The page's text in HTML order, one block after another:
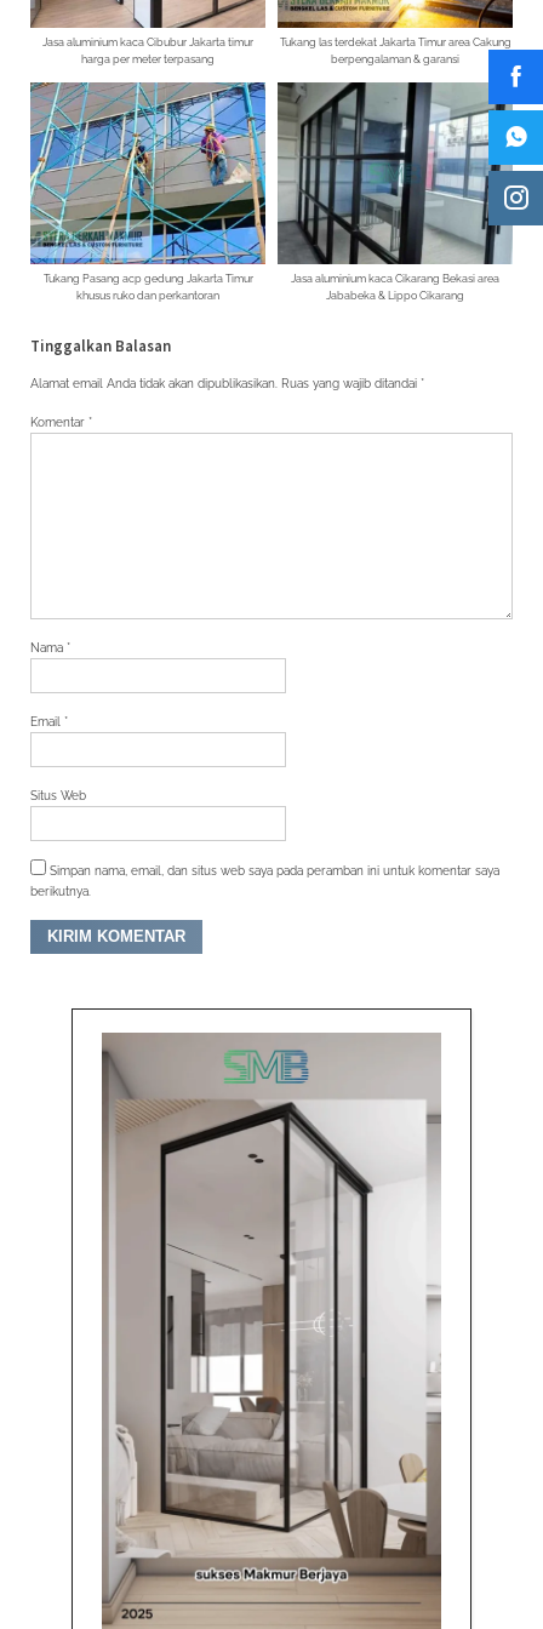
Jasa aluminium kaca Cibubur Jakarta timur
harga per meter terpasang
Tukang las terdekat Jakarta Timur area Cakung
berpengalaman & garansi
Tukang Pasang acp gedung Jakarta Timur
khusus ruko dan perkantoran
Jasa aluminium kaca Cikarang Bekasi area
Jababeka & Lippo Cikarang
Tinggalkan Balasan
Alamat email Anda tidak akan dipublikasikan. Ruas yang wajib ditandai *
Komentar *
Nama *
Email *
Situs Web
Simpan nama, email, dan situs web saya pada peramban ini untuk komentar saya
berikutnya.